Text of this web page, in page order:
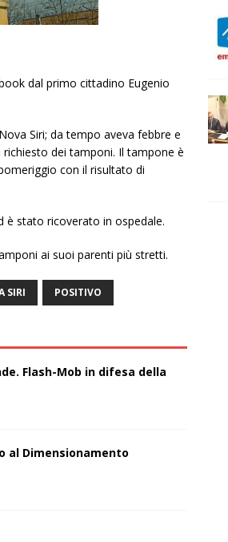
dal primo cittadino Eugenio
Siri; da tempo aveva febbre e
dei tamponi. Il tampone è
con il risultato di
è stato ricoverato in ospedale.
ai suoi parenti più stretti.
SIRI POSITIVO
Flash-Mob in difesa della
al Dimensionamento